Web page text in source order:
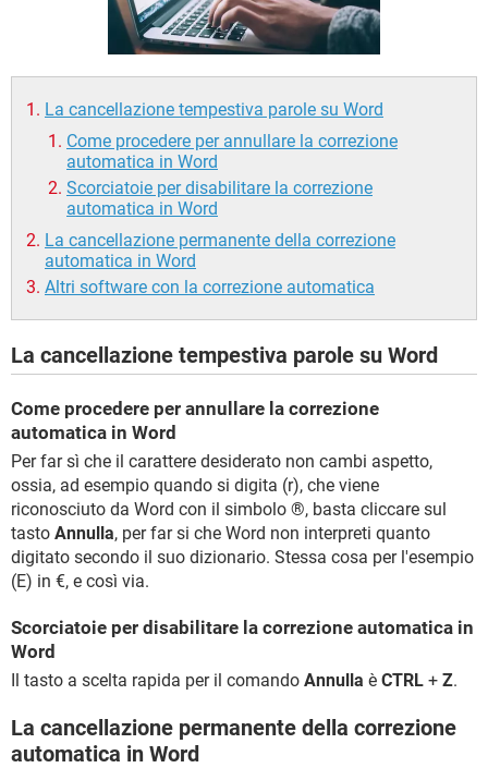
La cancellazione tempestiva parole su Word
Come procedere per annullare la correzione
automatica in Word
Scorciatoie per disabilitare la correzione
automatica in Word
La cancellazione permanente della correzione
automatica in Word
Altri software con la correzione automatica
La cancellazione tempestiva parole su Word
Come procedere per annullare la correzione
automatica in Word
Per far sì che il carattere desiderato non cambi aspetto,
ossia, ad esempio quando si digita (r), che viene
riconosciuto da Word con il simbolo ®, basta cliccare sul
tasto Annulla, per far si che Word non interpreti quanto
digitato secondo il suo dizionario. Stessa cosa per l'esempio
(E) in €, e così via.
Scorciatoie per disabilitare la correzione automatica in
Word
Il tasto a scelta rapida per il comando Annulla è CTRL + Z.
La cancellazione permanente della correzione
automatica in Word